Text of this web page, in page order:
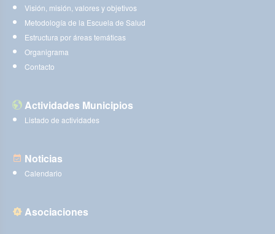
Visión, misión, valores y objetivos
Metodología de la Escuela de Salud
Estructura por áreas temáticas
Organigrama
Contacto
Actividades Municipios
Listado de actividades
Noticias
Calendario
Asociaciones